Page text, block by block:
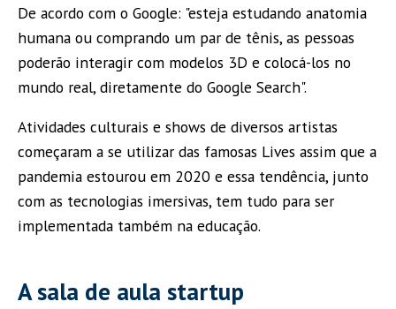
De acordo com o Google: "esteja estudando anatomia
humana ou comprando um par de tênis, as pessoas
poderão interagir com modelos 3D e colocá-los no
mundo real, diretamente do Google Search".
Atividades culturais e shows de diversos artistas
começaram a se utilizar das famosas Lives assim que a
pandemia estourou em 2020 e essa tendência, junto
com as tecnologias imersivas, tem tudo para ser
implementada também na educação.
A sala de aula startup